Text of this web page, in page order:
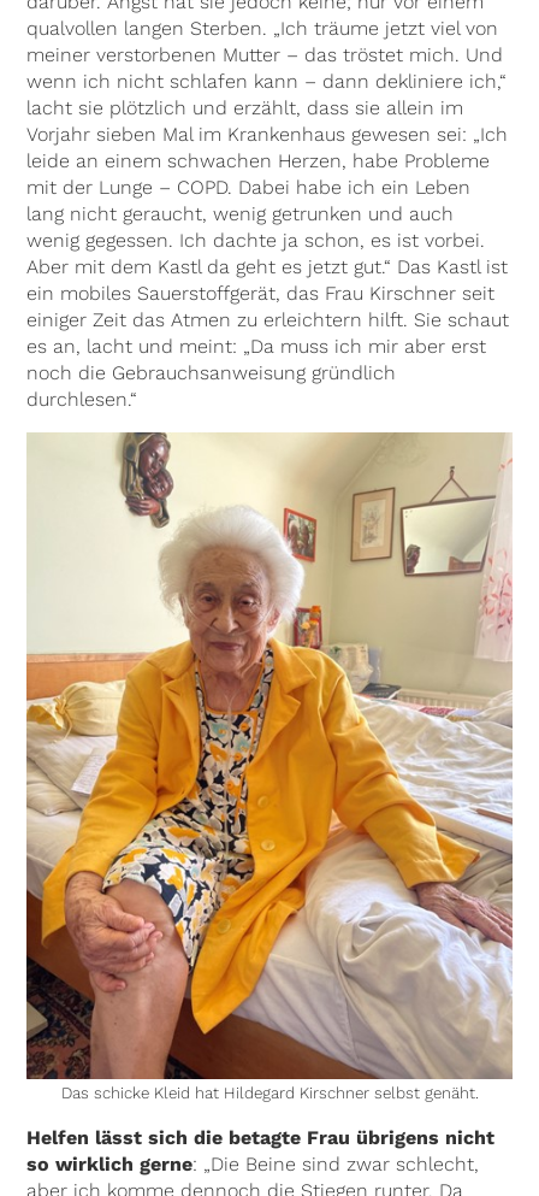
qualvollen langen Sterben. „Ich träume jetzt viel von
meiner verstorbenen Mutter – das tröstet mich. Und
wenn ich nicht schlafen kann – dann dekliniere ich,“
lacht sie plötzlich und erzählt, dass sie allein im
Vorjahr sieben Mal im Krankenhaus gewesen sei: „Ich
leide an einem schwachen Herzen, habe Probleme
mit der Lunge – COPD. Dabei habe ich ein Leben
lang nicht geraucht, wenig getrunken und auch
wenig gegessen. Ich dachte ja schon, es ist vorbei.
Aber mit dem Kastl da geht es jetzt gut.“ Das Kastl ist
ein mobiles Sauerstoffgerät, das Frau Kirschner seit
einiger Zeit das Atmen zu erleichtern hilft. Sie schaut
es an, lacht und meint: „Da muss ich mir aber erst
noch die Gebrauchsanweisung gründlich
durchlesen.“
Das schicke Kleid hat Hildegard Kirschner selbst genäht.
Helfen lässt sich die betagte Frau übrigens nicht
so wirklich gerne: „Die Beine sind zwar schlecht,
aber ich komme dennoch die Stiegen runter. Da